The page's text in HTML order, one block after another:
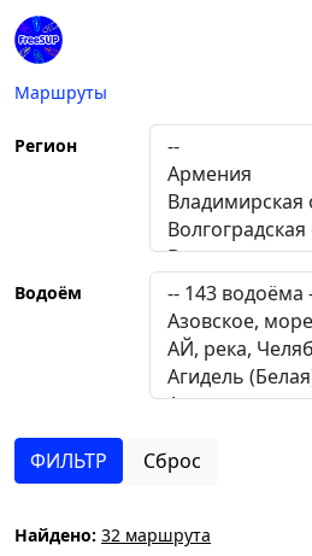
Маршруты
Регион
Водоём
Сброс
Найдено: 32 маршрута